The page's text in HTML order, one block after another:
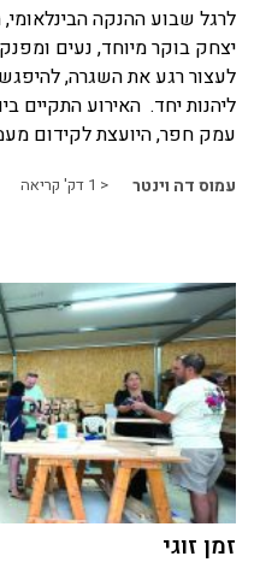
לרגל שבוע ההנקה
יצחק בוקר מיוחד, נעים
לעצור רגע את השגרה,
ליהנות יחד. האירוע התקיים
עמק חפר, היועצת לקידום
עמוס דה וינטר < 1 דק' קריאה
זמן זוגי